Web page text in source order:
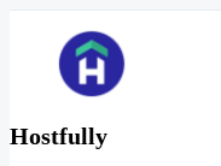
Hostfully